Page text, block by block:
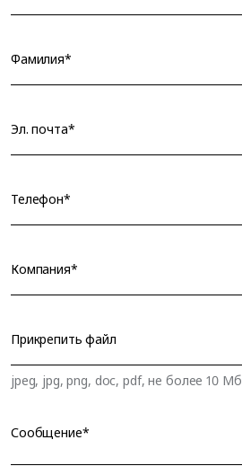
Фамилия*
Эл. почта*
Телефон*
Компания*
Прикрепить файл
jpeg, jpg, png, doc, pdf, не более 10 Мб
Сообщение*